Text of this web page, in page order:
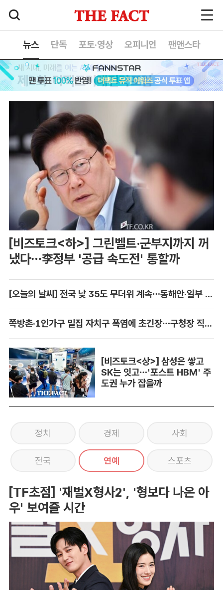
뉴스 단독 포토·영상 오피니언 팬앤스타
[비즈토크<하>] 그린벨트·군부지까지 꺼
냈다…李정부 '공급 속도전' 통할까
[오늘의 날씨] 전국 낮 35도 무더위 계속…동해안·일부 지역 비
쪽방촌·1인가구 밀집 자치구 폭염에 초긴장…구청장 직접 챙긴다
[비즈토크<상>] 삼성은 쌓고
SK는 잇고…'포스트 HBM' 주
도권 누가 잡을까
정치 경제 사회
전국 연예 스포츠
[TF초점] '재벌X형사2', '형보다 나은 아
우' 보여줄 시간